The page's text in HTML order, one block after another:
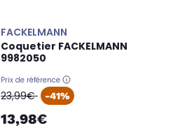
FACKELMANN
Coquetier FACKELMANN
9982050
Prix de référence
oldPrice
23,99€ -41%
13,98€